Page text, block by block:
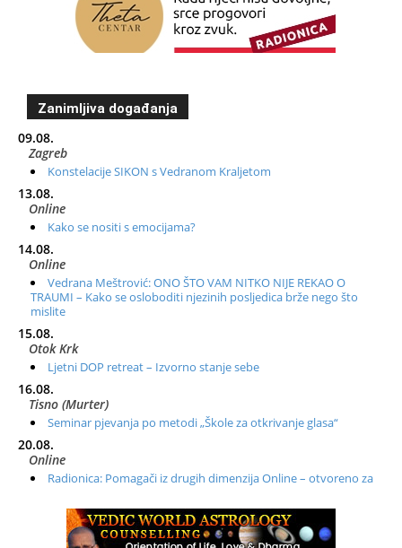
Zanimljiva događanja
09.08.
Zagreb
Konstelacije SIKON s Vedranom Kraljetom
13.08.
Online
Kako se nositi s emocijama?
14.08.
Online
Vedrana Meštrović: ONO ŠTO VAM NITKO NIJE REKAO O
TRAUMI – Kako se osloboditi njezinih posljedica brže nego što
mislite
15.08.
Otok Krk
Ljetni DOP retreat – Izvorno stanje sebe
16.08.
Tisno (Murter)
Seminar pjevanja po metodi „Škole za otkrivanje glasa“
20.08.
Online
Radionica: Pomagači iz drugih dimenzija Online – otvoreno za
Zagreb+Online